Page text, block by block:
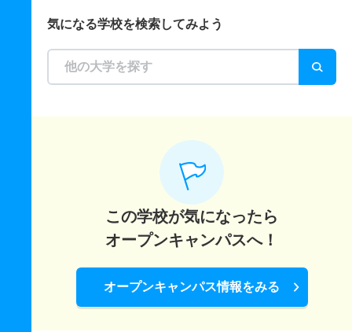
気になる学校を検索してみよう
この学校が気になったら
オープンキャンパスへ！
オープンキャンパス情報をみる